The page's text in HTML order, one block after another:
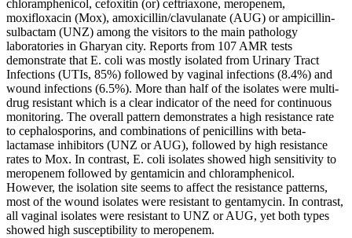
chloramphenicol, cefoxitin (or) ceftriaxone, meropenem,
moxifloxacin (Mox), amoxicillin/clavulanate (AUG) or ampicillin-
sulbactam (UNZ) among the visitors to the main pathology
laboratories in Gharyan city. Reports from 107 AMR tests
demonstrate that E. coli was mostly isolated from Urinary Tract
Infections (UTIs, 85%) followed by vaginal infections (8.4%) and
wound infections (6.5%). More than half of the isolates were multi-
drug resistant which is a clear indicator of the need for continuous
monitoring. The overall pattern demonstrates a high resistance rate
to cephalosporins, and combinations of penicillins with beta-
lactamase inhibitors (UNZ or AUG), followed by high resistance
rates to Mox. In contrast, E. coli isolates showed high sensitivity to
meropenem followed by gentamicin and chloramphenicol.
However, the isolation site seems to affect the resistance patterns,
most of the wound isolates were resistant to gentamycin. In contrast,
all vaginal isolates were resistant to UNZ or AUG, yet both types
showed high susceptibility to meropenem.